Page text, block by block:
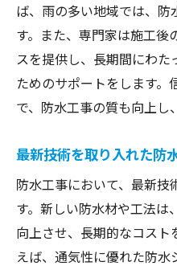
ば、雨の多い地域では、
す。また、専門家は施工後
スを提供し、長期間にわ
ためのサポートをします。
で、防水工事の質も向上し
最新技術を取り入れた防
防水工事において、最新
す。新しい防水材や工法は
向上させ、長期的なコスト
えば、通気性に優れた防